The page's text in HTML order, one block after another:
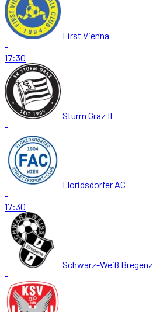
First Vienna
-
17:30
Sturm Graz II
-
Floridsdorfer AC
-
17:30
Schwarz-Weiß Bregenz
-